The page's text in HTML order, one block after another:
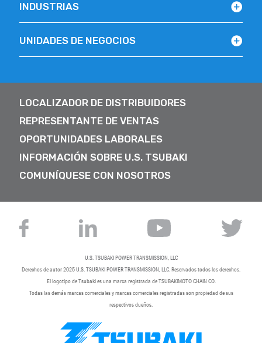
UNIDADES DE NEGOCIOS
INDUSTRIAS
LOCALIZADOR DE DISTRIBUIDORES
REPRESENTANTE DE VENTAS
OPORTUNIDADES LABORALES
INFORMACIÓN SOBRE U.S. TSUBAKI
COMUNÍQUESE CON NOSOTROS
U.S. TSUBAKI POWER TRANSMISSION, LLC
Derechos de autor 2025U.S. TSUBAKI POWER TRANSMISSION, LLC. Reservados todos los derechos.
El logotipo de Tsubaki es una marca registrada de TSUBAKIMOTO CHAIN ​​CO.
Todas las demás marcas comerciales y marcas comerciales registradas son propiedad de sus
respectivos dueños.